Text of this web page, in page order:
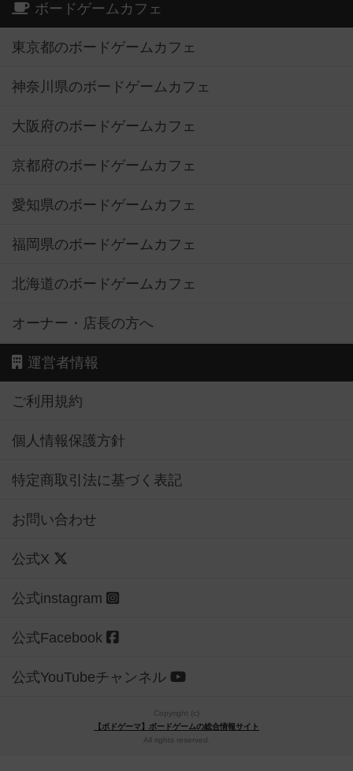
ボードゲームカフェ
東京都のボードゲームカフェ
神奈川県のボードゲームカフェ
大阪府のボードゲームカフェ
京都府のボードゲームカフェ
愛知県のボードゲームカフェ
福岡県のボードゲームカフェ
北海道のボードゲームカフェ
オーナー・店長の方へ
運営者情報
ご利用規約
個人情報保護方針
特定商取引法に基づく表記
お問い合わせ
公式X
公式instagram
公式Facebook
公式YouTubeチャンネル
Copyright (c)
【ボドゲーマ】ボードゲームの総合情報サイト
All rights reserved.